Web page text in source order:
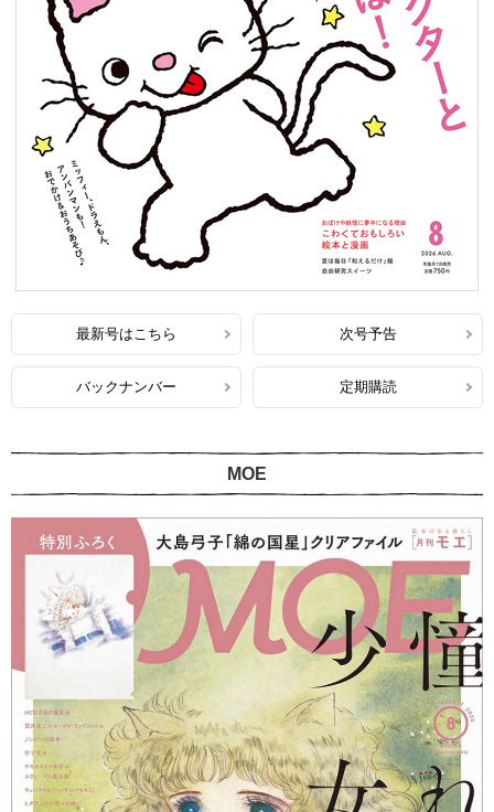
最新号はこちら 次号予告
バックナンバー 定期購読
MOE